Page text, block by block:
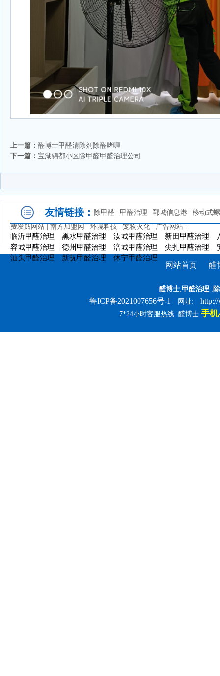
上一篇： 醛博士甲醛清除剂除醛啫喱
下一篇： 宝湖锦都小区除甲醛甲醛治理公司
友情链接： 除甲醛 甲醛治理 郓城信息港
移动式
费发贴网站
南方加盟网 环境科技 宠物火化 广告网站
临沂甲醛治理 黑水甲醛治理 汝城甲醛治理 新田甲醛治理
容城甲醛治理
德州甲醛治理 涪城甲醛治理 尖扎甲醛治理
汕头甲醛治理
新抚甲醛治理 休宁甲醛治理
网站首页 醛
醛博士,甲醛治理 ,
鲁ICP备2021007656号-1 网址: http://
7*24小时客服热线: 醛博士手机